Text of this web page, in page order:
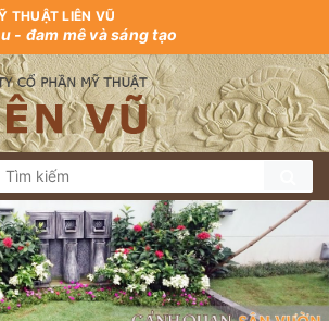
THUẬT LIÊN VŨ
- đam mê và sáng tạo